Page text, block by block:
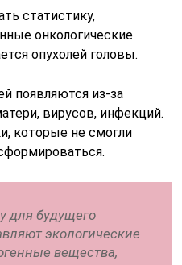
статистику,
онкологические
опухолей головы.
появляются из-за
вирусов, инфекций.
которые не смогли
для будущего
экологические
вещества,